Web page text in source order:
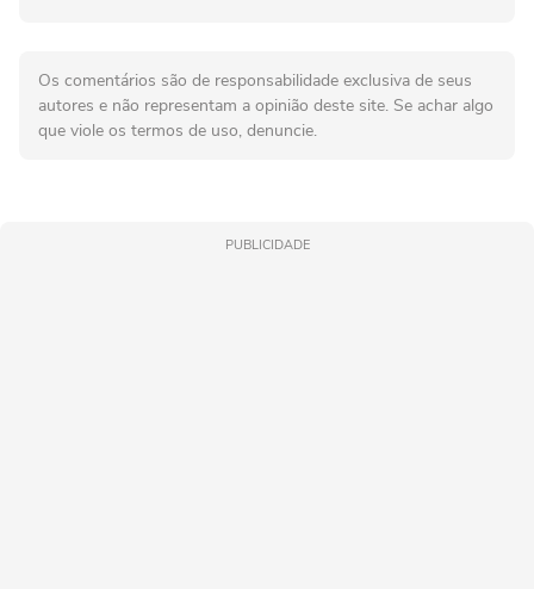
Os comentários são de responsabilidade exclusiva de seus
autores e não representam a opinião deste site. Se achar algo
que viole os termos de uso, denuncie.
PUBLICIDADE